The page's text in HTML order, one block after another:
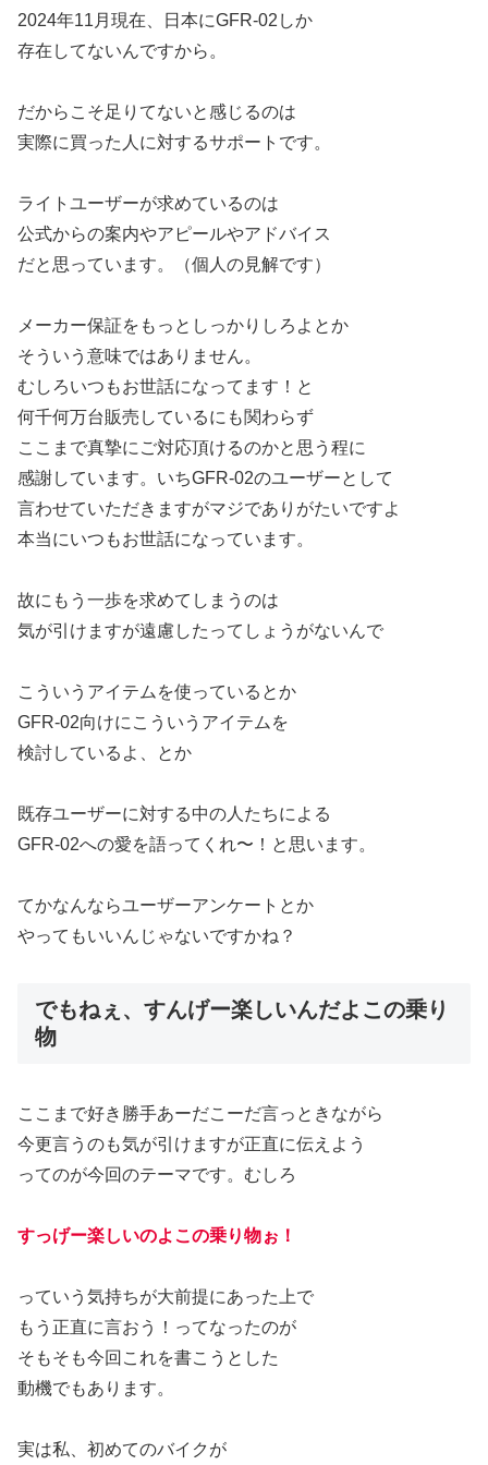
2024年11月現在、日本にGFR-02しか
存在してないんですから。
だからこそ足りてないと感じるのは
実際に買った人に対するサポートです。
ライトユーザーが求めているのは
公式からの案内やアピールやアドバイス
だと思っています。（個人の見解です）
メーカー保証をもっとしっかりしろよとか
そういう意味ではありません。
むしろいつもお世話になってます！と
何千何万台販売しているにも関わらず
ここまで真摯にご対応頂けるのかと思う程に
感謝しています。いちGFR-02のユーザーとして
言わせていただきますがマジでありがたいですよ
本当にいつもお世話になっています。
故にもう一歩を求めてしまうのは
気が引けますが遠慮したってしょうがないんで
こういうアイテムを使っているとか
GFR-02向けにこういうアイテムを
検討しているよ、とか
既存ユーザーに対する中の人たちによる
GFR-02への愛を語ってくれ〜！と思います。
てかなんならユーザーアンケートとか
やってもいいんじゃないですかね？
でもねぇ、すんげー楽しいんだよこの乗り
物
ここまで好き勝手あーだこーだ言っときながら
今更言うのも気が引けますが正直に伝えよう
ってのが今回のテーマです。むしろ
すっげー楽しいのよこの乗り物ぉ！
っていう気持ちが大前提にあった上で
もう正直に言おう！ってなったのが
そもそも今回これを書こうとした
動機でもあります。
実は私、初めてのバイクが